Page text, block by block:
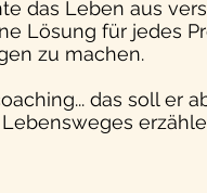
das Leben aus
Lösung für jedes
zu machen.
das soll er